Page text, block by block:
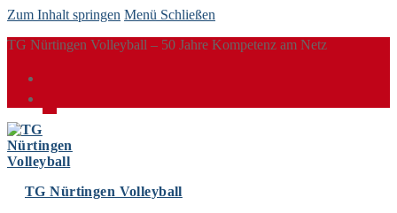
Zum Inhalt springen Menü Schließen
TG Nürtingen Volleyball – 50 Jahre Kompetenz am Netz
TG Nürtingen Volleyball